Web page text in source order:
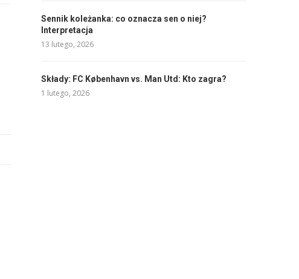
Sennik koleżanka: co oznacza sen o niej?
Interpretacja
13 lutego, 2026
Składy: FC København vs. Man Utd: Kto zagra?
1 lutego, 2026